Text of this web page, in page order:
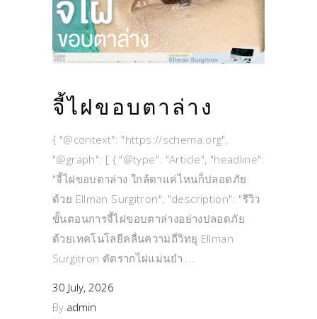
จี้ไฝขอบตาล่าง
{ "@context": "https://schema.org",
"@graph": [ { "@type": "Article", "headline":
"จี้ไฝขอบตาล่าง ใกล้ตาแค่ไหนก็ปลอดภัย
ด้วย Ellman Surgitron", "description": "รีวิว
ขั้นตอนการจี้ไฝขอบตาล่างอย่างปลอดภัย
ด้วยเทคโนโลยีคลื่นความถี่วิทยุ Ellman
Surgitron ตัดรากไฝแม่นยำ
30 July, 2026
By admin